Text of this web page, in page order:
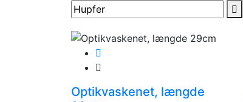
Optikvaskenet, længde